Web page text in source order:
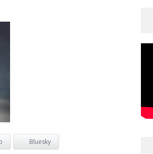
Bluesky